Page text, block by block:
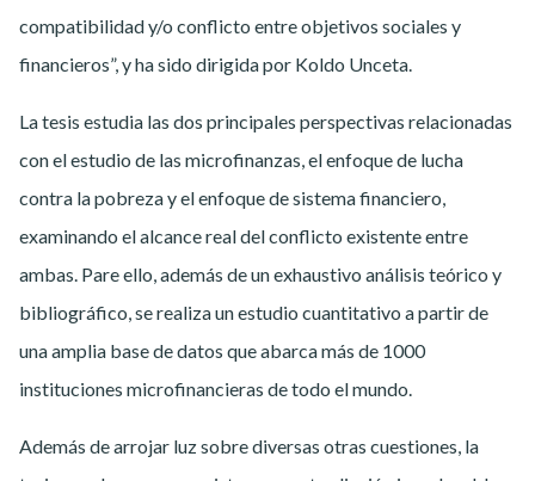
compatibilidad y/o conflicto entre objetivos sociales y
financieros”, y ha sido dirigida por Koldo Unceta.
La tesis estudia las dos principales perspectivas relacionadas
con el estudio de las microfinanzas, el enfoque de lucha
contra la pobreza y el enfoque de sistema financiero,
examinando el alcance real del conflicto existente entre
ambas. Pare ello, además de un exhaustivo análisis teórico y
bibliográfico, se realiza un estudio cuantitativo a partir de
una amplia base de datos que abarca más de 1000
instituciones microfinancieras de todo el mundo.
Además de arrojar luz sobre diversas otras cuestiones, la